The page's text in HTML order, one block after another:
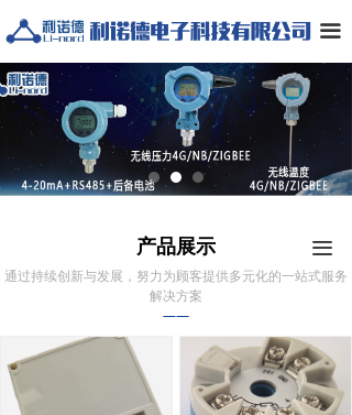
끀
产品展示
通过持续创新与发展，努力为顾客提供多元化的一站式服务
解决方案
——
끀